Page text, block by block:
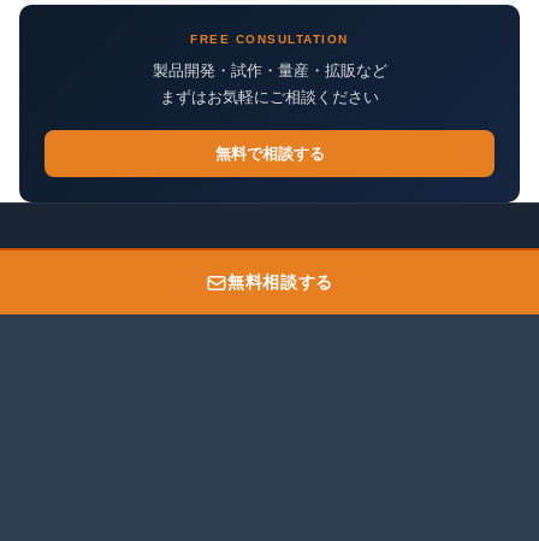
FREE CONSULTATION
製品開発・試作・量産・拡販など
まずはお気軽にご相談ください
無料で相談する
無料相談する